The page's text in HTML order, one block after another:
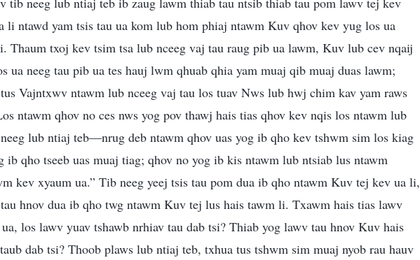
li ntawd yam tsis tau ua kom lub hom phiaj ntawm Kuv qhov kev yug los ua
Thaum txoj kev tsim tsa lub nceeg vaj tau raug pib ua lawm, Kuv lub cev nqaij
ua neeg tau pib ua tes hauj lwm qhuab qhia yam muaj qib muaj duas lawm;
Vajntxwv ntawm lub nceeg vaj tau los tuav Nws lub hwj chim kav yam raws
ntawm qhov no ces nws yog pov thawj hais tias qhov kev nqis los ntawm lub
lub ntiaj teb—nrug deb ntawm qhov uas yog ib qho kev tshwm sim los kiag
qho tseeb uas muaj tiag; qhov no yog ib kis ntawm lub ntsiab lus ntawm
kev xyaum ua.” Tib neeg yeej tsis tau pom dua ib qho ntawm Kuv tej kev ua li,
hnov dua ib qho twg ntawm Kuv tej lus hais tawm li. Txawm hais tias lawv
los lawv yuav tshawb nrhiav tau dab tsi? Thiab yog lawv tau hnov Kuv hais
dab tsi? Thoob plaws lub ntiaj teb, txhua tus tshwm sim muaj nyob rau hauv